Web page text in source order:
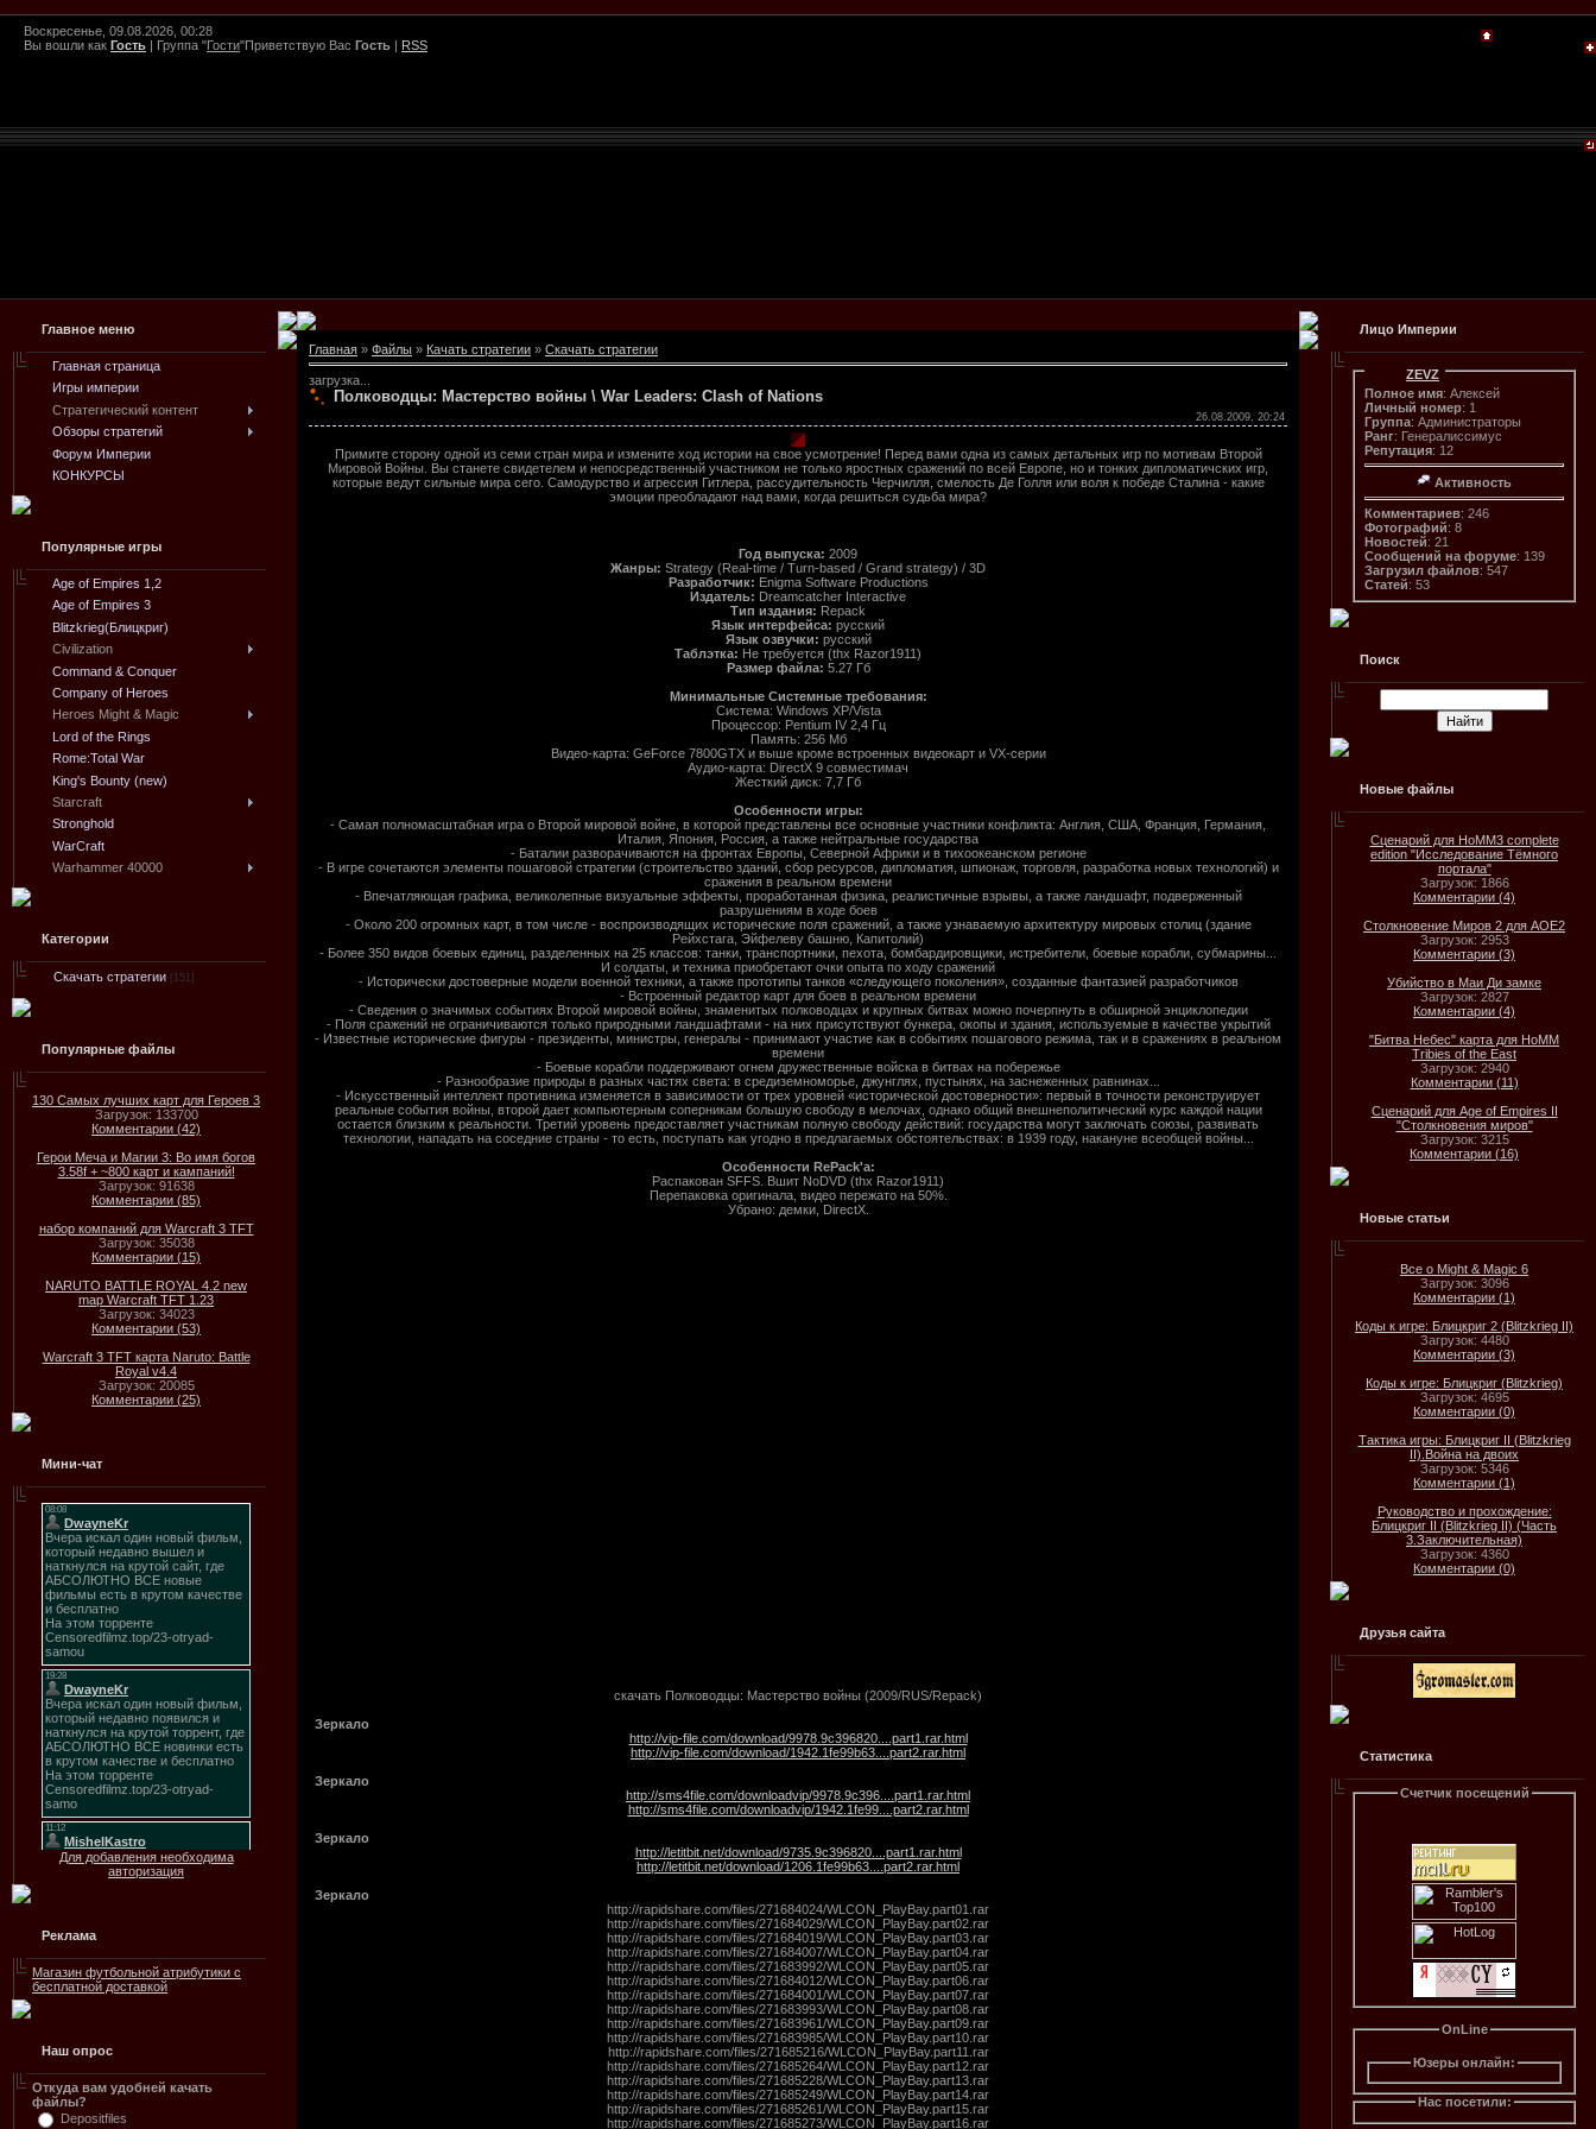
Воскресенье, 09.08.2026, 00:28
Вы вошли как Гость | Группа "Гости"Приветствую Вас Гость | RSS
Главное меню
Главная страница
Игры империи
Стратегический контент
Обзоры стратегий
Форум Империи
КОНКУРСЫ
Популярные игры
Age of Empires 1,2
Age of Empires 3
Blitzkrieg(Блицкриг)
Civilization
Command & Conquer
Company of Heroes
Heroes Might & Magic
Lord of the Rings
Rome:Total War
King's Bounty (new)
Starcraft
Stronghold
WarCraft
Warhammer 40000
Категории
Скачать стратегии [151]
Популярные файлы
130 Самых лучших карт для Героев 3
Загрузок: 133700
Комментарии (42)
Герои Меча и Магии 3: Во имя богов
3.58f + ~800 карт и кампаний!
Загрузок: 91638
Комментарии (85)
набор компаний для Warcraft 3 TFT
Загрузок: 35038
Комментарии (15)
NARUTO BATTLE ROYAL 4.2 new
map Warcraft TFT 1.23
Загрузок: 34023
Комментарии (53)
Warcraft 3 TFT карта Naruto: Battle
Royal v4.4
Загрузок: 20085
Комментарии (25)
Мини-чат
Для добавления необходима
авторизация
Реклама
Магазин футбольной атрибутики с
бесплатной доставкой
Наш опрос
Откуда вам удобней качать
файлы?
Depositfiles
Главная » Файлы » Качать стратегии » Скачать стратегии
загрузка...
Полководцы: Мастерство войны \ War Leaders: Clash of Nations
26.08.2009, 20:24
Примите сторону одной из семи стран мира и измените ход истории на свое усмотрение! Перед вами одна из самых детальных игр по мотивам Второй
Мировой Войны. Вы станете свидетелем и непосредственный участником не только яростных сражений по всей Европе, но и тонких дипломатичских игр,
которые ведут сильные мира сего. Самодурство и агрессия Гитлера, рассудительность Черчилля, смелость Де Голля или воля к победе Сталина - какие
эмоции преобладают над вами, когда решиться судьба мира?
Год выпуска: 2009
Жанры: Strategy (Real-time / Turn-based / Grand strategy) / 3D
Разработчик: Enigma Software Productions
Издатель: Dreamcatcher Interactive
Тип издания: Repack
Язык интерфейса: русский
Язык озвучки: русский
Таблэтка: Не требуется (thx Razor1911)
Размер файла: 5.27 Гб
Минимальные Системные требования:
Система: Windows XP/Vista
Процессор: Pentium IV 2,4 Гц
Память: 256 Мб
Видео-карта: GeForce 7800GTX и выше кроме встроенных видеокарт и VX-серии
Аудио-карта: DirectX 9 совместимач
Жесткий диск: 7,7 Гб
Особенности игры:
- Самая полномасштабная игра о Второй мировой войне, в которой представлены все основные участники конфликта: Англия, США, Франция, Германия,
Италия, Япония, Россия, а также нейтральные государства
- Баталии разворачиваются на фронтах Европы, Северной Африки и в тихоокеанском регионе
- В игре сочетаются элементы пошаговой стратегии (строительство зданий, сбор ресурсов, дипломатия, шпионаж, торговля, разработка новых технологий) и
сражения в реальном времени
- Впечатляющая графика, великолепные визуальные эффекты, проработанная физика, реалистичные взрывы, а также ландшафт, подверженный
разрушениям в ходе боев
- Около 200 огромных карт, в том числе - воспроизводящих исторические поля сражений, а также узнаваемую архитектуру мировых столиц (здание
Рейхстага, Эйфелеву башню, Капитолий)
- Более 350 видов боевых единиц, разделенных на 25 классов: танки, транспортники, пехота, бомбардировщики, истребители, боевые корабли, субмарины...
И солдаты, и техника приобретают очки опыта по ходу сражений
- Исторически достоверные модели военной техники, а также прототипы танков «следующего поколения», созданные фантазией разработчиков
- Встроенный редактор карт для боев в реальном времени
- Сведения о значимых событиях Второй мировой войны, знаменитых полководцах и крупных битвах можно почерпнуть в обширной энциклопедии
- Поля сражений не ограничиваются только природными ландшафтами - на них присутствуют бункера, окопы и здания, используемые в качестве укрытий
- Известные исторические фигуры - президенты, министры, генералы - принимают участие как в событиях пошагового режима, так и в сражениях в реальном
времени
- Боевые корабли поддерживают огнем дружественные войска в битвах на побережье
- Разнообразие природы в разных частях света: в средиземноморье, джунглях, пустынях, на заснеженных равнинах...
- Искусственный интеллект противника изменяется в зависимости от трех уровней «исторической достоверности»: первый в точности реконструирует
реальные события войны, второй дает компьютерным соперникам большую свободу в мелочах, однако общий внешнеполитический курс каждой нации
остается близким к реальности. Третий уровень предоставляет участникам полную свободу действий: государства могут заключать союзы, развивать
технологии, нападать на соседние страны - то есть, поступать как угодно в предлагаемых обстоятельствах: в 1939 году, накануне всеобщей войны...
Особенности RePack'а:
Распакован SFFS. Вшит NoDVD (thx Razor1911)
Перепаковка оригинала, видео пережато на 50%.
Убрано: демки, DirectX.
скачать Полководцы: Мастерство войны (2009/RUS/Repack)
Зеркало
http://vip-file.com/download/9978.9c396820....part1.rar.html
http://vip-file.com/download/1942.1fe99b63....part2.rar.html
Зеркало
http://sms4file.com/downloadvip/9978.9c396....part1.rar.html
http://sms4file.com/downloadvip/1942.1fe99....part2.rar.html
Зеркало
http://letitbit.net/download/9735.9c396820....part1.rar.html
http://letitbit.net/download/1206.1fe99b63....part2.rar.html
Зеркало
http://rapidshare.com/files/271684024/WLCON_PlayBay.part01.rar
http://rapidshare.com/files/271684029/WLCON_PlayBay.part02.rar
http://rapidshare.com/files/271684019/WLCON_PlayBay.part03.rar
http://rapidshare.com/files/271684007/WLCON_PlayBay.part04.rar
http://rapidshare.com/files/271683992/WLCON_PlayBay.part05.rar
http://rapidshare.com/files/271684012/WLCON_PlayBay.part06.rar
http://rapidshare.com/files/271684001/WLCON_PlayBay.part07.rar
http://rapidshare.com/files/271683993/WLCON_PlayBay.part08.rar
http://rapidshare.com/files/271683961/WLCON_PlayBay.part09.rar
http://rapidshare.com/files/271683985/WLCON_PlayBay.part10.rar
http://rapidshare.com/files/271685216/WLCON_PlayBay.part11.rar
http://rapidshare.com/files/271685264/WLCON_PlayBay.part12.rar
http://rapidshare.com/files/271685228/WLCON_PlayBay.part13.rar
http://rapidshare.com/files/271685249/WLCON_PlayBay.part14.rar
http://rapidshare.com/files/271685261/WLCON_PlayBay.part15.rar
http://rapidshare.com/files/271685273/WLCON_PlayBay.part16.rar
Лицо Империи
ZEVZ
Полное имя: Алексей
Личный номер: 1
Группа: Администраторы
Ранг: Генералиссимус
Репутация: 12
Активность
Комментариев: 246
Фотографий: 8
Новостей: 21
Сообщений на форуме: 139
Загрузил файлов: 547
Статей: 53
Поиск
Новые файлы
Сценарий для HoMM3 complete
edition "Исследование Тёмного
портала"
Загрузок: 1866
Комментарии (4)
Столкновение Миров 2 для AOE2
Загрузок: 2953
Комментарии (3)
Убийство в Маи Ди замке
Загрузок: 2827
Комментарии (4)
"Битва Небес" карта для HoMM
Tribies of the East
Загрузок: 2940
Комментарии (11)
Сценарий для Age of Empires II
"Столкновения миров"
Загрузок: 3215
Комментарии (16)
Новые статьи
Все о Might & Magic 6
Загрузок: 3096
Комментарии (1)
Коды к игре: Блицкриг 2 (Blitzkrieg II)
Загрузок: 4480
Комментарии (3)
Коды к игре: Блицкриг (Blitzkrieg)
Загрузок: 4695
Комментарии (0)
Тактика игры: Блицкриг II (Blitzkrieg
II).Война на двоих
Загрузок: 5346
Комментарии (1)
Руководство и прохождение:
Блицкриг II (Blitzkrieg II) (Часть
3.Заключительная)
Загрузок: 4360
Комментарии (0)
Друзья сайта
Статистика
Счетчик посещений
OnLine
Юзеры онлайн:
Нас посетили: